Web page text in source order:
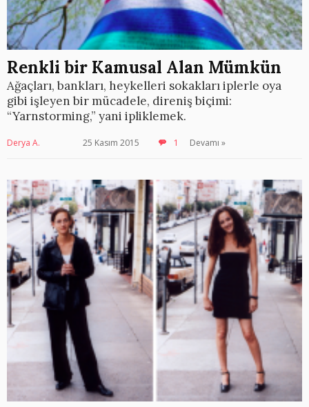
Renkli bir Kamusal Alan Mümkün
Ağaçları, bankları, heykelleri sokakları iplerle oya
gibi işleyen bir mücadele, direniş biçimi:
“Yarnstorming,” yani ipliklemek.
Derya A. 25 Kasım 2015 1 Devamı »